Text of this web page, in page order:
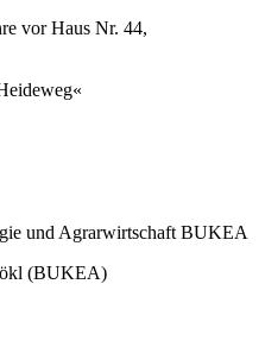
vor Haus Nr. 44,
und Agrarwirtschaft BUKEA
(BUKEA)